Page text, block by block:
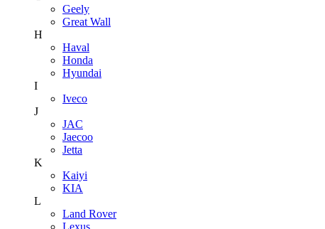
Geely
Great Wall
H
Haval
Honda
Hyundai
I
Iveco
J
JAC
Jaecoo
Jetta
K
Kaiyi
KIA
L
Land Rover
Lexus